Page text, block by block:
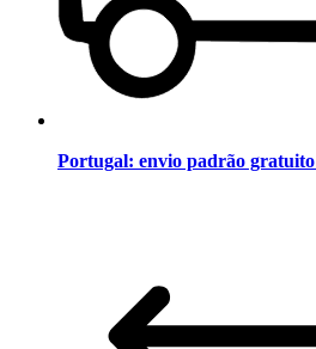
Portugal: envio padrão gratuito